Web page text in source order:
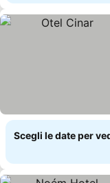
Scegli le date per